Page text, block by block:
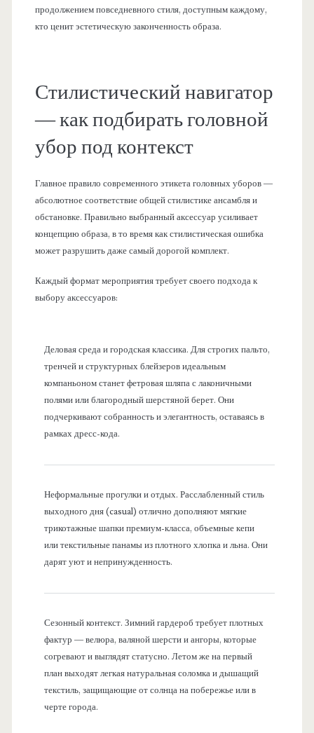
продолжением повседневного стиля, доступным каждому,
кто ценит эстетическую законченность образа.
Стилистический навигатор
— как подбирать головной
убор под контекст
Главное правило современного этикета головных уборов —
абсолютное соответствие общей стилистике ансамбля и
обстановке. Правильно выбранный аксессуар усиливает
концепцию образа, в то время как стилистическая ошибка
может разрушить даже самый дорогой комплект.
Каждый формат мероприятия требует своего подхода к
выбору аксессуаров:
Деловая среда и городская классика. Для строгих пальто,
тренчей и структурных блейзеров идеальным
компаньоном станет фетровая шляпа с лаконичными
полями или благородный шерстяной берет. Они
подчеркивают собранность и элегантность, оставаясь в
рамках дресс-кода.
Неформальные прогулки и отдых. Расслабленный стиль
выходного дня (casual) отлично дополняют мягкие
трикотажные шапки премиум-класса, объемные кепи
или текстильные панамы из плотного хлопка и льна. Они
дарят уют и непринужденность.
Сезонный контекст. Зимний гардероб требует плотных
фактур — велюра, валяной шерсти и ангоры, которые
согревают и выглядят статусно. Летом же на первый
план выходят легкая натуральная соломка и дышащий
текстиль, защищающие от солнца на побережье или в
черте города.